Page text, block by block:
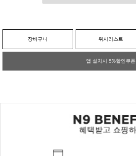
장바구니 위시리스트
앱 설치시 5%할인쿠폰